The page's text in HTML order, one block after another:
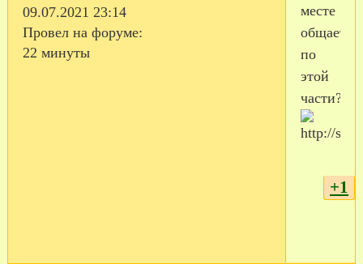
09.07.2021 23:14
Провел на форуме:
22 минуты
месте
по
этой
части?
+1